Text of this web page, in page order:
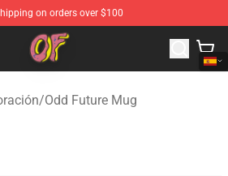
on orders over $100
- Official Odd Future Merchandise Store
/Odd Future Mug